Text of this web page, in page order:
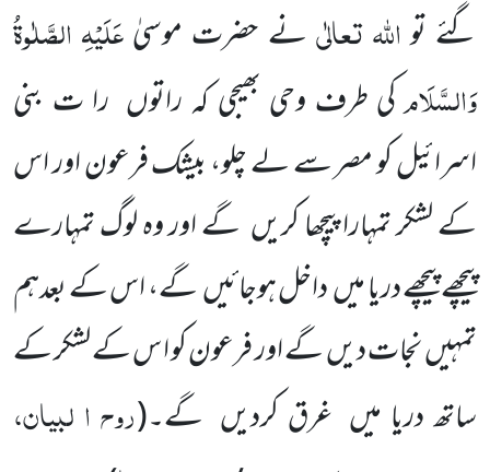
گئے تواللہتعالٰینے حضرت موسیٰعَلَیْہِ الصَّلٰوۃُ
وَالسَّلَامکی طرف وحی بھیجی کہ راتوں را ت بنی
اسرائیل کو مصر سے لے چلو، بیشک فرعون اور اس
کے لشکر تمہارا پیچھا کریں گے اور وہ لوگ تمہارے
پیچھے پیچھے دریا میں داخل ہوجائیں گے، اس کے بعدہم
تمہیں نجات دیں گے اور فرعون کو ا س کے لشکر کے
ساتھ دریا میں غرق کردیں گے۔(روح ا لبیان،